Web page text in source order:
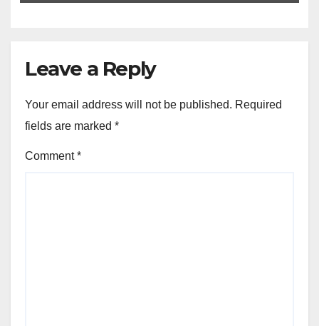
YANG DIANDAKLAH KAUM
Leave a Reply
Your email address will not be published. Required
fields are marked *
Comment*